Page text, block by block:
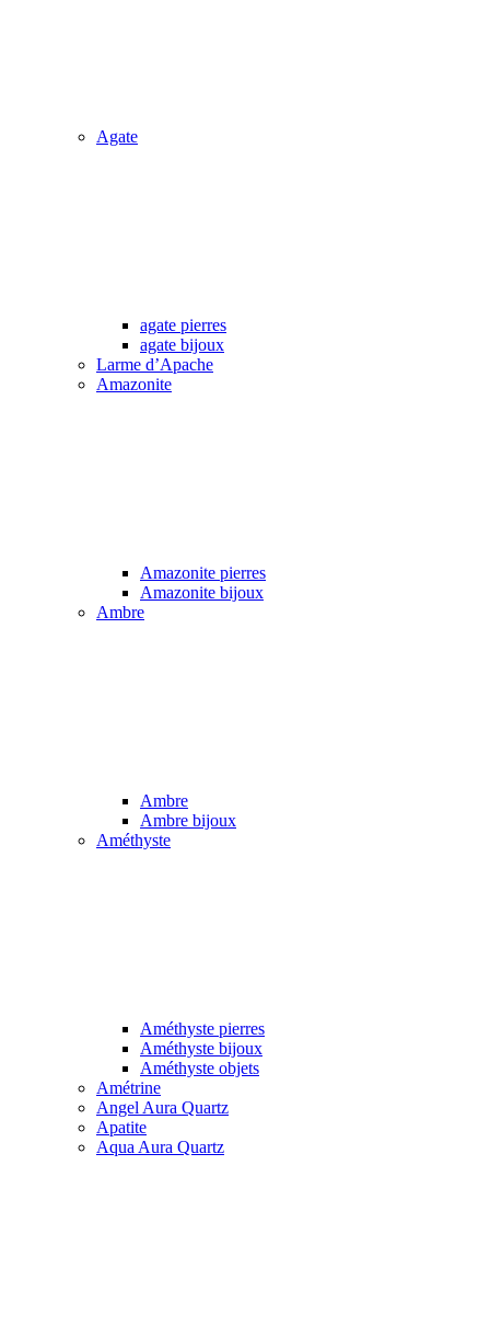
Agate
agate pierres
agate bijoux
Larme d’Apache
Amazonite
Amazonite pierres
Amazonite bijoux
Ambre
Ambre
Ambre bijoux
Améthyste
Améthyste pierres
Améthyste bijoux
Améthyste objets
Amétrine
Angel Aura Quartz
Apatite
Aqua Aura Quartz